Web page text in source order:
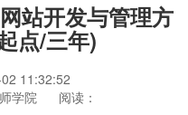
站开发与管理方
点/三年)
11:32:52
学院 阅读：